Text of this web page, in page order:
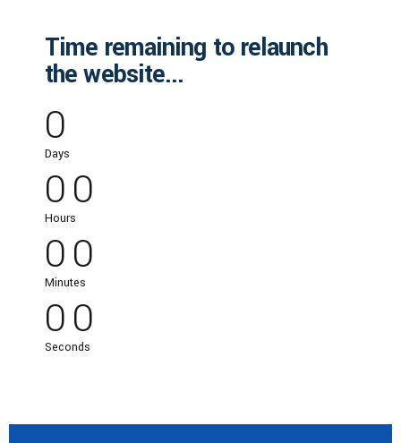
Time remaining to relaunch
the website...
0
Days
0
00
Hours
0
0
0
0
Minutes
0
0
0
0
Seconds